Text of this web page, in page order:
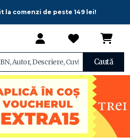
la comenzi de peste 149 lei!
Caută